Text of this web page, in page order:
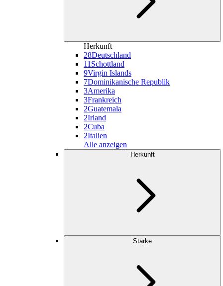
Herkunft
28Deutschland
11 Schottland
9Virgin Islands
7Dominikanische Republik
3Amerika
3Frankreich
2Guatemala
2Irland
2Cuba
2Italien
Alle anzeigen
Herkunft
Stärke